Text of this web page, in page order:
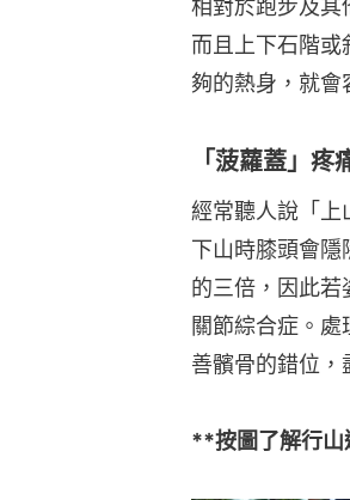
相對於跑步及其
而且上下石階或
夠的熱身，就會
「菠蘿蓋」
經常聽人說「上
下山時膝頭會隱
的三倍，因此
關節綜合症。
善髕骨的錯位，
**按圖了解行